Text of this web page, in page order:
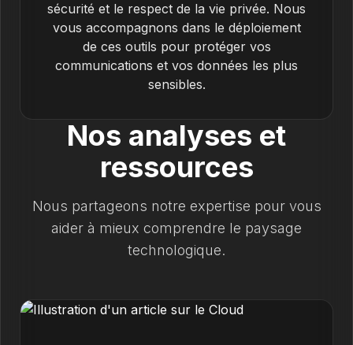
sécurité et le respect de la vie privée. Nous
vous accompagnons dans le déploiement
de ces outils pour protéger vos
communications et vos données les plus
sensibles.
Nos analyses et
ressources
Nous partageons notre expertise pour vous
aider à mieux comprendre le paysage
technologique.